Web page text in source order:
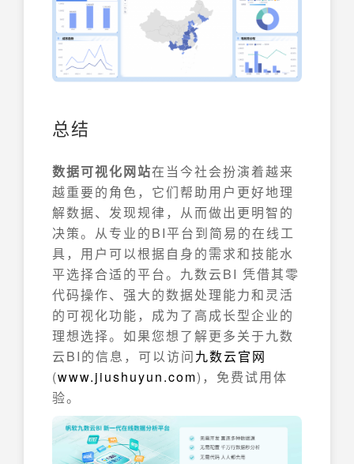
总结
数据可视化网站在当今社会扮演着越来
越重要的角色，它们帮助用户更好地理
解数据、发现规律，从而做出更明智的
决策。从专业的BI平台到简易的在线工
具，用户可以根据自身的需求和技能水
平选择合适的平台。九数云BI 凭借其零
代码操作、强大的数据处理能力和灵活
的可视化功能，成为了高成长型企业的
理想选择。如果您想了解更多关于九数
云BI的信息，可以访问九数云官网
(www.jiushuyun.com)，免费试用体
验。